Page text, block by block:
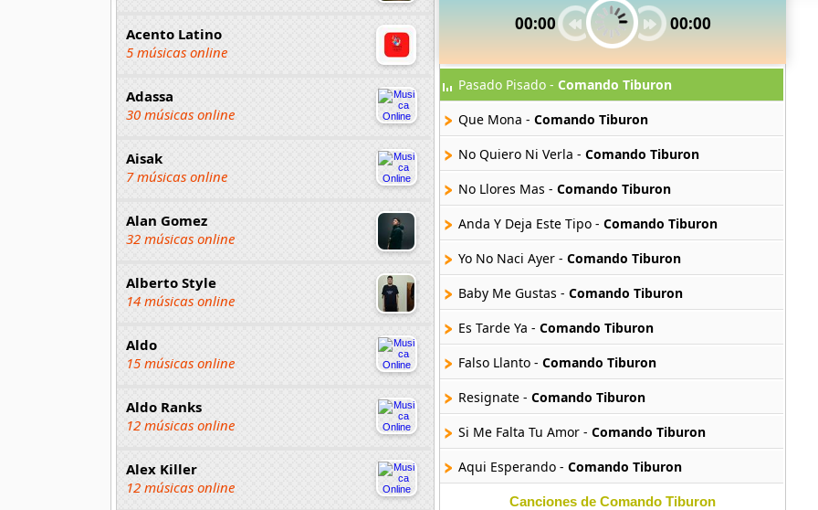
Acento Latino
5 músicas online
Adassa
30 músicas online
Aisak
7 músicas online
Alan Gomez
32 músicas online
Alberto Style
14 músicas online
Aldo
15 músicas online
Aldo Ranks
12 músicas online
Alex Killer
12 músicas online
00:00 00:00
Pasado Pisado - Comando Tiburon
Que Mona - Comando Tiburon
No Quiero Ni Verla - Comando Tiburon
No Llores Mas - Comando Tiburon
Anda Y Deja Este Tipo - Comando Tiburon
Yo No Naci Ayer - Comando Tiburon
Baby Me Gustas - Comando Tiburon
Es Tarde Ya - Comando Tiburon
Falso Llanto - Comando Tiburon
Resignate - Comando Tiburon
Si Me Falta Tu Amor - Comando Tiburon
Aqui Esperando - Comando Tiburon
Canciones de Comando Tiburon